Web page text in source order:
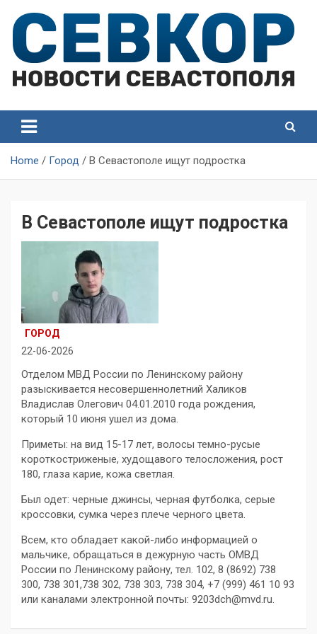
content
Севастополя
Севастополя
Home Город В Севастополе ищут подростка
В Севастополе ищут подростка
ГОРОД
22-06-2026
Отделом МВД России по Ленинскому району
разыскивается несовершеннолетний Халиков
Владислав Олегович 04.01.2010 года рождения,
который 10 июня ушел из дома.
Приметы: на вид 15-17 лет, волосы темно-русые
короткостриженые, худощавого телосложения, рост
180, глаза карие, кожа светлая.
Был одет: черные джинсы, черная футболка, серые
кроссовки, сумка через плече черного цвета.
Всем, кто обладает какой-либо информацией о
мальчике, обращаться в дежурную часть ОМВД
России по Ленинскому району, тел. 102, 8 (8692) 738
300, 738 301,738 302, 738 303, 738 304, +7 (999) 461 10 93
или каналами электронной почты: 9203dch@mvd.ru.